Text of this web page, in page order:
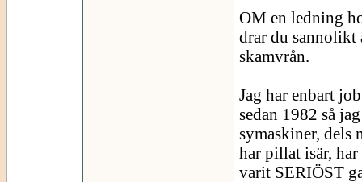
OM en ledning
drar du sannolikt
skamvrån.
Jag har enbart
sedan 1982 så
symaskiner, dels
har pillat isär,
varit SERIÖST